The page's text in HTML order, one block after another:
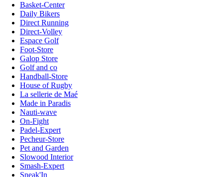
Basket-Center
Daily Bikers
Direct Running
Direct-Volley
Espace Golf
Foot-Store
Galop Store
Golf and co
Handball-Store
House of Rugby
La sellerie de Maé
Made in Paradis
Nauti-wave
On-Fight
Padel-Expert
Pecheur-Store
Pet and Garden
Slowood Interior
Smash-Expert
Sneak'In